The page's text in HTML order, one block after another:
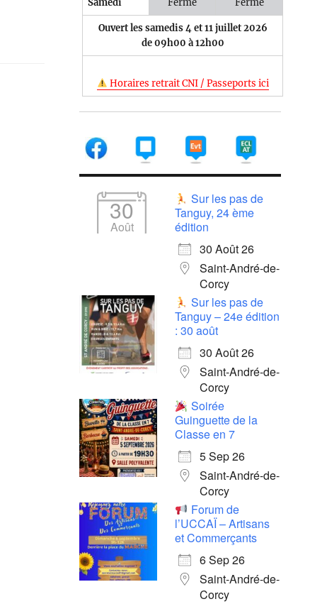
Ouvert les samedis 4 et 11 juillet 2026
de 09h00 à 12h00
Horaires retrait CNI / Passeports ici
30
Août
Sur les pas de
Tanguy, 24 ème
édition
30 Août 26
Saint-André-de-
Corcy
Sur les pas de
Tanguy – 24e édition
: 30 août
30 Août 26
Saint-André-de-
Corcy
Soirée
Guinguette de la
Classe en 7
5 Sep 26
Saint-André-de-
Corcy
Forum de
l’UCCAÏ – Artisans
et Commerçants
6 Sep 26
Saint-André-de-
Corcy